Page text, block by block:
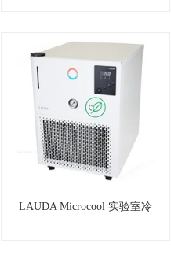
LAUDA Microcool 实验室冷